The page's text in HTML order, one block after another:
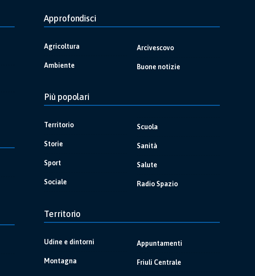
Approfondisci
Agricoltura
Ambiente
Arcivescovo
Buone notizie
Più popolari
Territorio
Storie
Sport
Sociale
Scuola
Sanità
Salute
Radio Spazio
Territorio
Udine e dintorni
Montagna
Appuntamenti
Friuli Centrale